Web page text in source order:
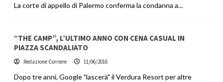
La corte di appello di Palermo conferma la condanna a...
“THE CAMP”, L’ULTIMO ANNO CON CENA CASUAL IN
PIAZZA SCANDALIATO
Redazione Corriere 11/06/2016
Dopo tre anni, Google "lascerà" il Verdura Resort per altre